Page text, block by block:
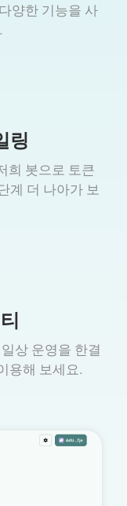
양한 기능을 사
링
희 봇으로 토큰
계 더 나아가 보
상 운영을 한결
용해 보세요.